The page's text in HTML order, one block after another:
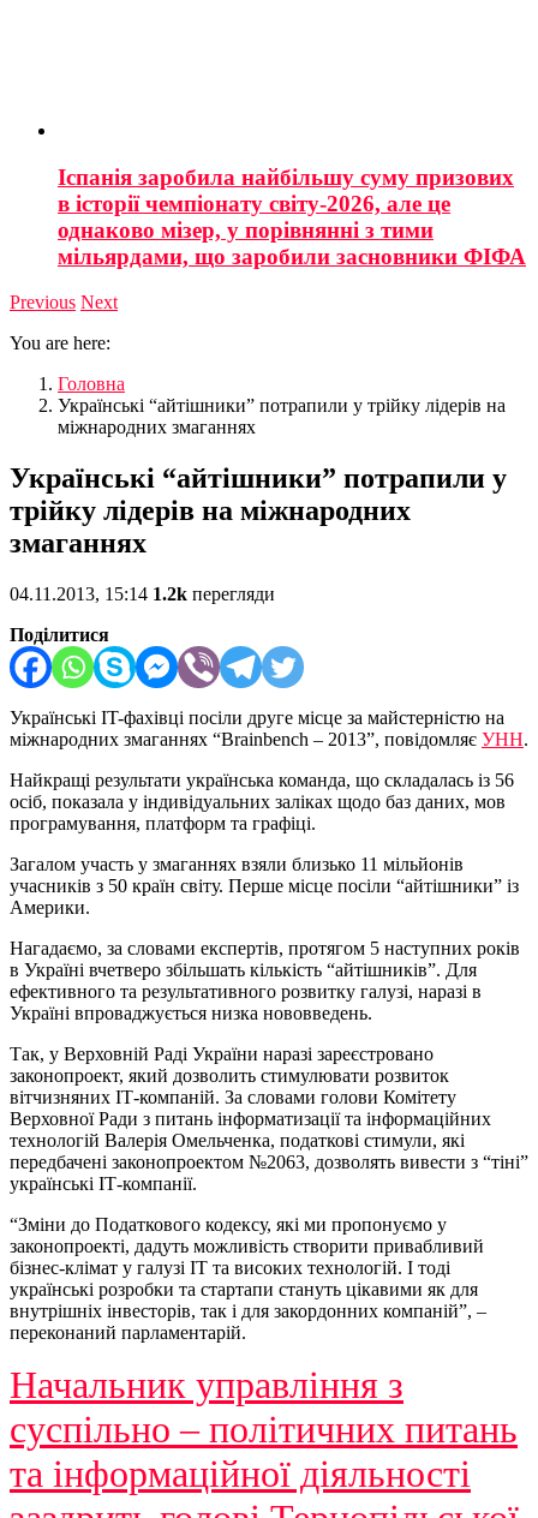
Іспанія заробила найбільшу суму призових
в історії чемпіонату світу-2026, але це
однаково мізер, у порівнянні з тими
мільярдами, що заробили засновники ФІФА
Previous Next
You are here:
Головна
Українські “айтішники” потрапили у трійку лідерів на
міжнародних змаганнях
Українські “айтішники” потрапили у
трійку лідерів на міжнародних
змаганнях
04.11.2013, 15:14 1.2k перегляди
Поділитися
Українські IT-фахівці посіли друге місце за майстерністю на
міжнародних змаганнях “Brainbench – 2013”, повідомляє УНН.
Найкращі результати українська команда, що складалась із 56
осіб, показала у індивідуальних заліках щодо баз даних, мов
програмування, платформ та графіці.
Загалом участь у змаганнях взяли близько 11 мільйонів
учасників з 50 країн світу. Перше місце посіли “айтішники” із
Америки.
Нагадаємо, за словами експертів, протягом 5 наступних років
в Україні вчетверо збільшать кількість “айтішників”. Для
ефективного та результативного розвитку галузі, наразі в
Україні впроваджується низка нововведень.
Так, у Верховній Раді України наразі зареєстровано
законопроект, який дозволить стимулювати розвиток
вітчизняних ІТ-компаній. За словами голови Комітету
Верховної Ради з питань інформатизації та інформаційних
технологій Валерія Омельченка, податкові стимули, які
передбачені законопроектом №2063, дозволять вивести з “тіні”
українські ІТ-компанії.
“Зміни до Податкового кодексу, які ми пропонуємо у
законопроекті, дадуть можливість створити привабливий
бізнес-клімат у галузі ІТ та високих технологій. І тоді
українські розробки та стартапи стануть цікавими як для
внутрішніх інвесторів, так і для закордонних компаній”, –
переконаний парламентарій.
Начальник управління з
суспільно – політичних питань
та інформаційної діяльності